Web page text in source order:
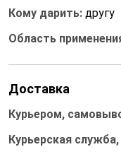
Кому дарить: другу
Область
Доставка
Курьером,
Курьерская